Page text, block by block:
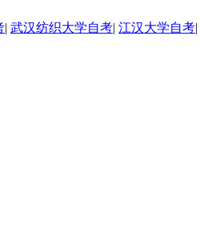
| 武汉纺织大学自考| 江汉大学自考|